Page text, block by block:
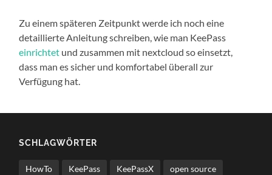
Zu einem späteren Zeitpunkt werde ich noch eine
detaillierte Anleitung schreiben, wie man KeePass
einrichtet und zusammen mit nextcloud so einsetzt,
dass man es sicher und komfortabel überall zur
Verfügung hat.
SCHLAGWÖRTER
HowTo KeePass KeePassX open source